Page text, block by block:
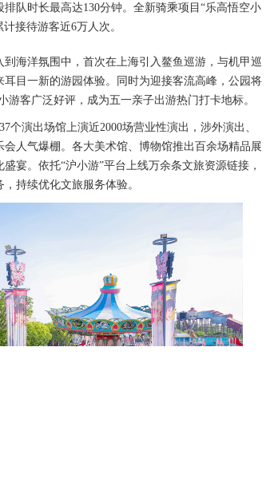
队时长最高达130分钟。全新骑乘项目“乐高悟空小
接待游客近6万人次。
海洋氛围中，首次在上海引入鳌鱼巡游，与机甲巡
目一新的游园体验。同时为迎接客流高峰，公园将
客广泛好评，成为五一亲子出游热门打卡地标。
演出场馆上演近2000场营业性演出，涉外演出、
人气爆棚。各大美术馆、博物馆推出百余场精品展
宴。依托“沪小游”平台上线万余条文旅资源链接，
持续优化文旅服务体验。